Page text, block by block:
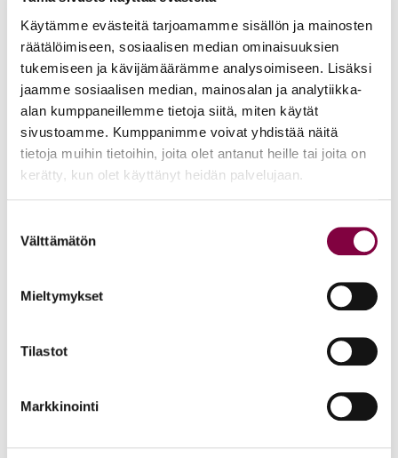
Käytämme evästeitä tarjoamamme sisällön ja mainosten
räätälöimiseen, sosiaalisen median ominaisuuksien
tukemiseen ja kävijämäärämme analysoimiseen. Lisäksi
jaamme sosiaalisen median, mainosalan ja analytiikka-
alan kumppaneillemme tietoja siitä, miten käytät
sivustoamme. Kumppanimme voivat yhdistää näitä
tietoja muihin tietoihin, joita olet antanut heille tai joita on
kerätty, kun olet käyttänyt heidän palvelujaan.
valinta
Välttämätön
Mieltymykset
Tilastot
Markkinointi
5. Kilpailun kulku ja palkinnot
Oikeusguru-kilpailu on kaksiosainen. Lukioissa
tapahtuvassa alkukilpailussa palkitaan koulun paras
kilpailuvastaus. Opettaja valitsee koulunsa parhaan
kilpailuvastauksen ja lähettää sen HYOL ry:n toimistoon.
Kunkin koulun parhaalle lähetetään palkintona diplomi.
kilpailuvastauksista kahdeksan parasta loppukilpailuun,
ilmoitetaan vuosittain. Loppukilpailussa on kirjallinen ja
suullinen osa. Loppukilpailussa mitataan
taitoja.
Tuomariraati arvostelee loppukilpailijoiden suoritukset ja
osanottajaa. Muiden kilpailijoiden menestymistä